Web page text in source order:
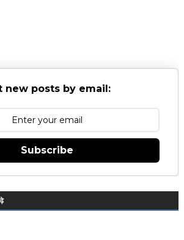
new posts by email:
Subscribe